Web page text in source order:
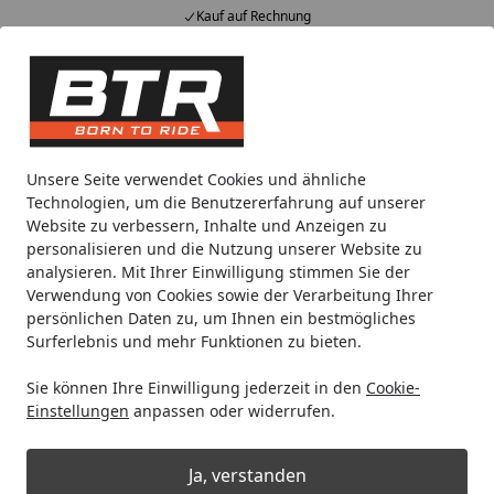
Unsere Seite verwendet Cookies und ähnliche
Technologien, um die Benutzererfahrung auf unserer
Website zu verbessern, Inhalte und Anzeigen zu
personalisieren und die Nutzung unserer Website zu
analysieren. Mit Ihrer Einwilligung stimmen Sie der
Verwendung von Cookies sowie der Verarbeitung Ihrer
persönlichen Daten zu, um Ihnen ein bestmögliches
Surferlebnis und mehr Funktionen zu bieten.
Sie können Ihre Einwilligung jederzeit in den Cookie-
Einstellungen anpassen oder widerrufen.
Ja, verstanden
Kauf auf Rechnung
Alle Produkte
Mein Konto
Suchen
Noch 10 Stunden und 27 Minuten
Spare bis zu 35% auf EVOLIFT® Zentralständer
von BTR!
Startseite
Motorradteile & Ersatzteile Kraftübertragung
Supersprox Ritzel 525 17Z